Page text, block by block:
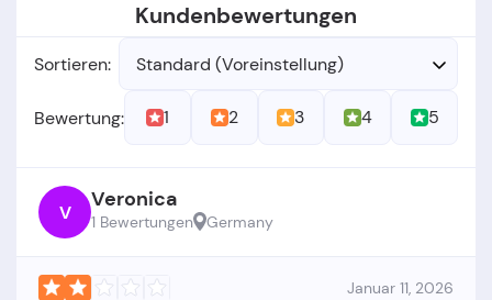
Kundenbewertungen
Sortieren: Standard (Voreinstellung)
Bewertung: 1 2 3 4 5
V Veronica
1 Bewertungen Germany
Januar 11, 2026